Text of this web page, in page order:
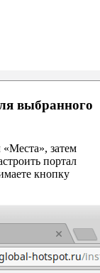
выбранного
«Места», затем
портал
кнопку